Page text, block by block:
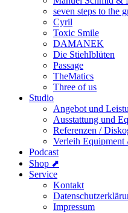
seven steps to the
Cyril
Toxic Smile
DAMANEK
Die Stiehlblüten
Passage
TheMatics
Three of us
Studio
Angebot und
Ausstattung und
Referenzen /
Verleih Equipment
Podcast
Shop ⬈
Service
Kontakt
Impressum